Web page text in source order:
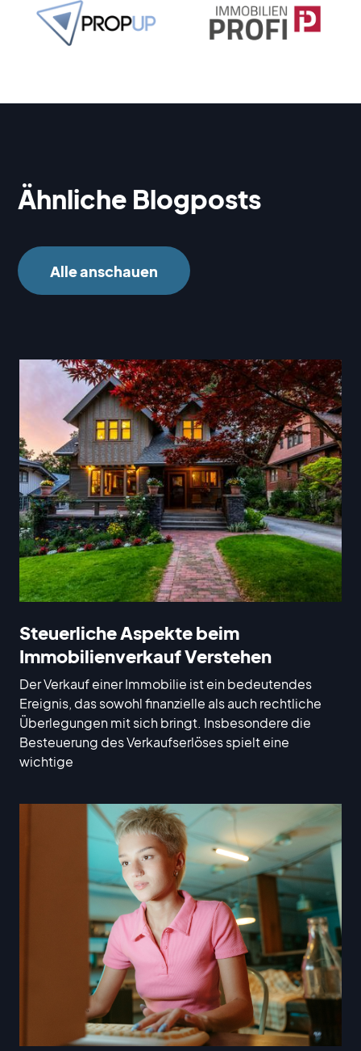
Ähnliche Blogposts
Alle anschauen
Steuerliche Aspekte beim
Immobilienverkauf Verstehen
Der Verkauf einer Immobilie ist ein bedeutendes
Ereignis, das sowohl finanzielle als auch rechtliche
Überlegungen mit sich bringt. Insbesondere die
Besteuerung des Verkaufserlöses spielt eine
wichtige